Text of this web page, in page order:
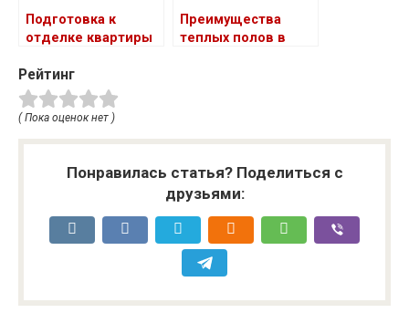
Подготовка к
отделке квартиры
Преимущества
теплых полов в
Рейтинг
( Пока оценок нет )
Понравилась статья? Поделиться с
друзьями: